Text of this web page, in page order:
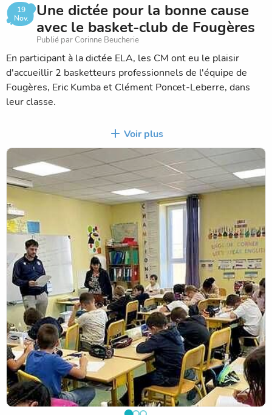
19
Nov.
Une dictée pour la bonne cause
avec le basket-club de Fougères
Publié par Corinne Beucherie
En participant à la dictée ELA, les CM ont eu le plaisir
d'accueillir 2 basketteurs professionnels de l'équipe de
Fougères, Eric Kumba et Clément Poncet-Leberre, dans
leur classe.
Après avoir échangé sur leur métier et leur parcours, les
deux joueurs ont lu la dictée ELA aux CM.
Voir plus